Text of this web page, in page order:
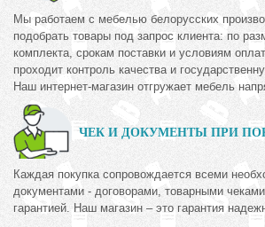
Мы работаем с мебелью белорусских
подобрать товары под запрос клиента: по
комплекта, срокам поставки и условиям
проходит контроль качества и
Наш интернет-магазин отгружает мебель
ЧЕК И ДОКУМЕНТЫ ПРИ
Каждая покупка сопровождается всеми
документами - договорами, товарными
гарантией. Наш магазин – это гарантия